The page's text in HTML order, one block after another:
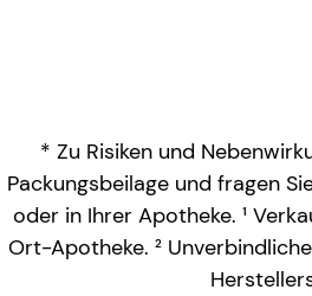
* Zu Risiken und
Packungsbeilage und fragen
oder in Ihrer Apotheke. ¹
Ort-Apotheke. ²